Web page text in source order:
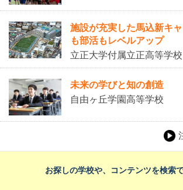
施設が充実した馬込新キ
も部活もレベルアップ
立正大学付属立正高等学校
未来の学びと知の創造
自由ヶ丘学園高等学校
お探しの学校や、コンテンツを検索で